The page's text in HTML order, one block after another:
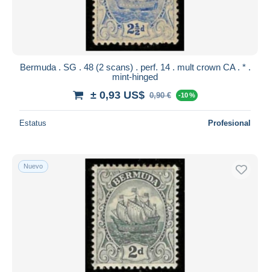
Bermuda . SG . 48 (2 scans) . perf. 14 . mult crown CA . * .
mint-hinged
± 0,93 US$ 0,90 € -10 %
Estatus Profesional
Nuevo